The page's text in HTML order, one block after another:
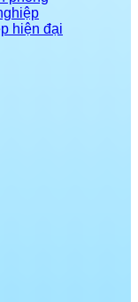
hiện đại